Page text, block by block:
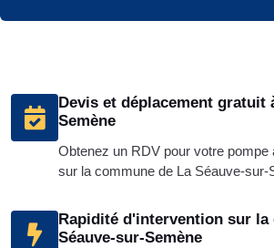
Devis et déplacement gratuit
Semène
Obtenez un RDV pour votre pompe
sur la commune de La Séauve-sur-
Rapidité d'intervention sur la
Séauve-sur-Semène